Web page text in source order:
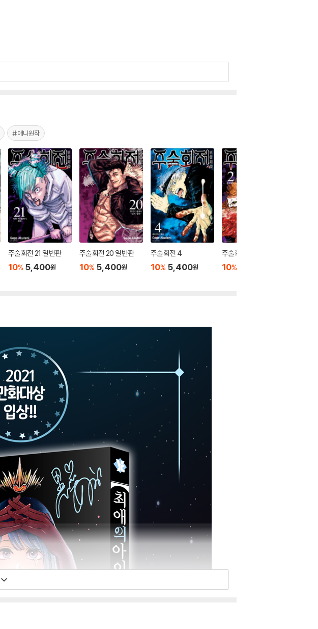
#애니원작
주술회전 21 일반판
10% 5,400원
주술회전 20 일반판
10% 5,400원
주술회전 4
10% 5,400원
주술회전 2
10%